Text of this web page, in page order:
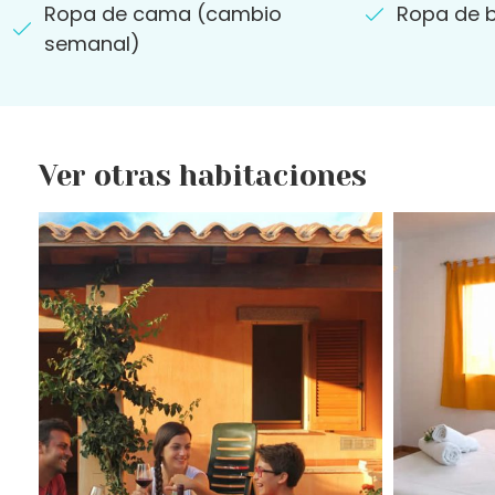
Ropa de cama (cambio
semanal)
Ropa de
Ver otras habitaciones